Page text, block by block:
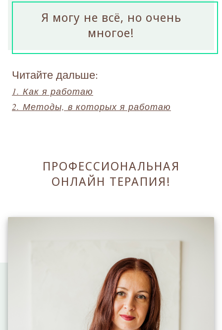
Я могу не всё, но очень
многое!
Читайте дальше:
1. Как я работаю
2. Методы, в которых я работаю
ПРОФЕССИОНАЛЬНАЯ
ОНЛАЙН ТЕРАПИЯ!